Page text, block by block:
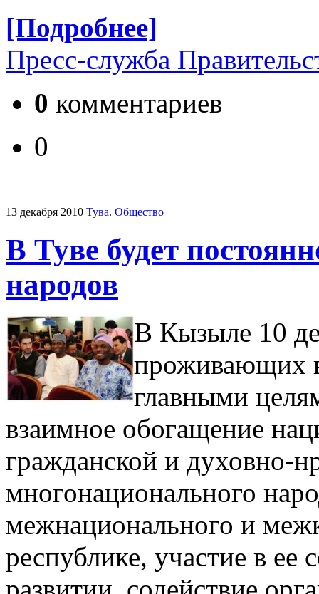
[Подробнее]
Пресс-служба
0 комментариев
0
13 декабря 2010 Тува. Общество
В Туве будет
народов
В Кызыле 10
проживающих
главными
взаимное обогащение
гражданской и духовно-
многонационального
межнационального и
республике, участие в ее